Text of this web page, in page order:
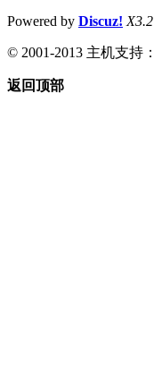
Powered by Discuz! X3.2
© 2001-2013 主机支持：
返回顶部